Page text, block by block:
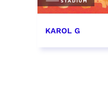
KAROL G